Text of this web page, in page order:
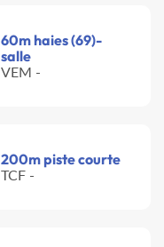
60m haies (69)-
salle
VEM -
200m piste courte
TCF -